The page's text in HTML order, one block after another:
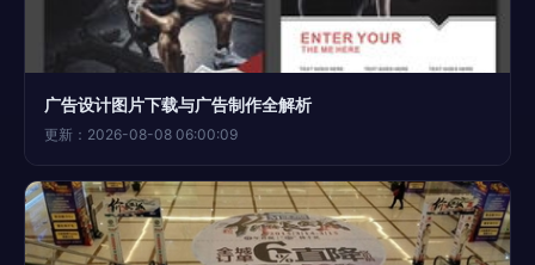
广告设计图片下载与广告制作全解析
更新：2026-08-08 06:00:09